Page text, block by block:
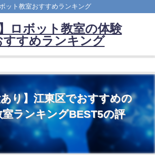
ット教室おすすめランキング
】ロボット教室の体験
すすめランキング
り】江東区でおすすめの
室ランキングBEST5の評